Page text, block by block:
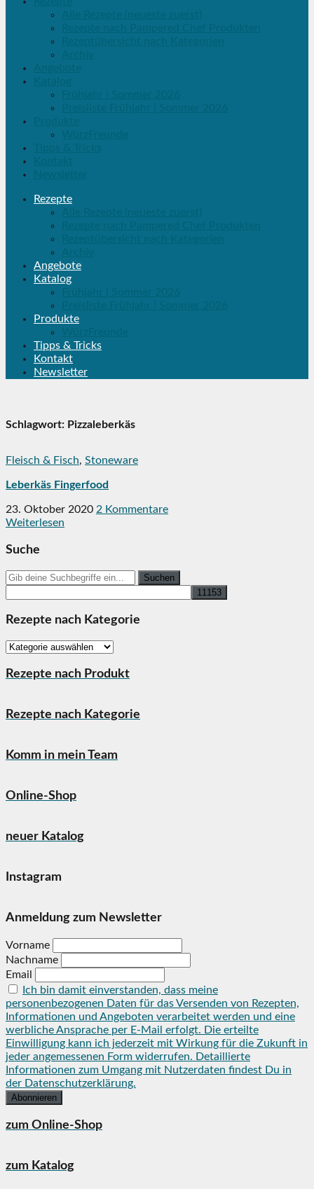
Rezepte
Angebote
Katalog
Produkte
Tipps & Tricks
Kontakt
Newsletter
Schlagwort: Pizzaleberkäs
Fleisch & Fisch, Stoneware
Leberkäs Fingerfood
23. Oktober 2020 2 Kommentare
Weiterlesen
Suche
Search
for:
Rezepte nach Kategorie
Rezepte
Kategorie
Rezepte nach Produkt
Rezepte nach Kategorie
Komm in mein Team
Online-Shop
neuer Katalog
Instagram
Anmeldung zum Newsletter
Vorname
Nachname
Email
Ich bin damit einverstanden, dass meine
personenbezogenen Daten für das Versenden von Rezepten,
Informationen und Angeboten verarbeitet werden und eine
werbliche Ansprache per E-Mail erfolgt. Die erteilte
Einwilligung kann ich jederzeit mit Wirkung für die Zukunft in
jeder angemessenen Form widerrufen. Detaillierte
Informationen zum Umgang mit Nutzerdaten findest Du in
der Datenschutzerklärung.
zum Online-Shop
zum Katalog